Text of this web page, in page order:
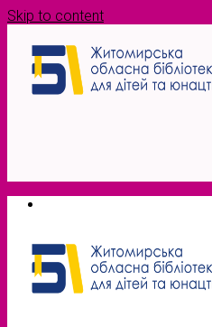
Skip to content